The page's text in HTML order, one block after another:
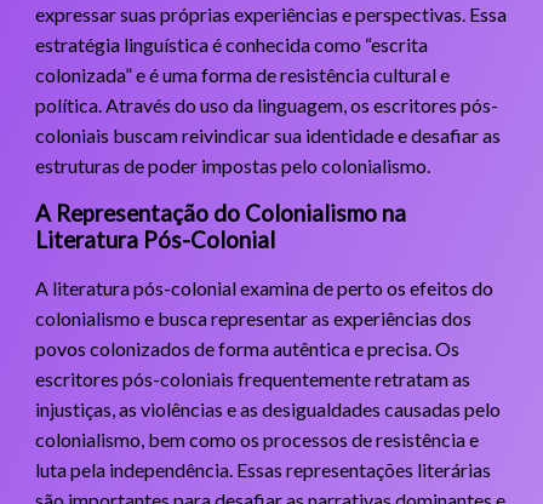
expressar suas próprias experiências e perspectivas. Essa
estratégia linguística é conhecida como “escrita
colonizada” e é uma forma de resistência cultural e
política. Através do uso da linguagem, os escritores pós-
coloniais buscam reivindicar sua identidade e desafiar as
estruturas de poder impostas pelo colonialismo.
A Representação do Colonialismo na
Literatura Pós-Colonial
A literatura pós-colonial examina de perto os efeitos do
colonialismo e busca representar as experiências dos
povos colonizados de forma autêntica e precisa. Os
escritores pós-coloniais frequentemente retratam as
injustiças, as violências e as desigualdades causadas pelo
colonialismo, bem como os processos de resistência e
luta pela independência. Essas representações literárias